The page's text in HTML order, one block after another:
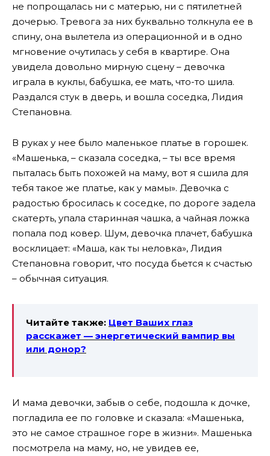
не попрощалась ни с матерью, ни с пятилетней
дочерью. Тревога за них буквально толкнула ее в
спину, она вылетела из операционной и в одно
мгновение очутилась у себя в квартире. Она
увидела довольно мирную сцену – девочка
играла в куклы, бабушка, ее мать, что-то шила.
Раздался стук в дверь, и вошла соседка, Лидия
Степановна.
В руках у нее было маленькое платье в горошек.
«Машенька, – сказала соседка, – ты все время
пыталась быть похожей на маму, вот я сшила для
тебя такое же платье, как у мамы». Девочка с
радостью бросилась к соседке, по дороге задела
скатерть, упала старинная чашка, а чайная ложка
попала под ковер. Шум, девочка плачет, бабушка
восклицает: «Маша, как ты неловка», Лидия
Степановна говорит, что посуда бьется к счастью
– обычная ситуация.
Читайте также: Цвет Ваших глаз
расскажет — энергетический вампир вы
или донор?
И мама девочки, забыв о себе, подошла к дочке,
погладила ее по головке и сказала: «Машенька,
это не самое страшное горе в жизни». Машенька
посмотрела на маму, но, не увидев ее,